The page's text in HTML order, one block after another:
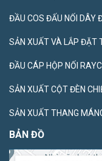
ĐẦU COS ĐẤU NỐI DÂY
SẢN XUẤT VÀ LẮP ĐẶT
ĐẦU CÁP HỘP NỐI
SẢN XUẤT CỘT ĐÈN
SẢN XUẤT THANG
BẢN ĐỒ